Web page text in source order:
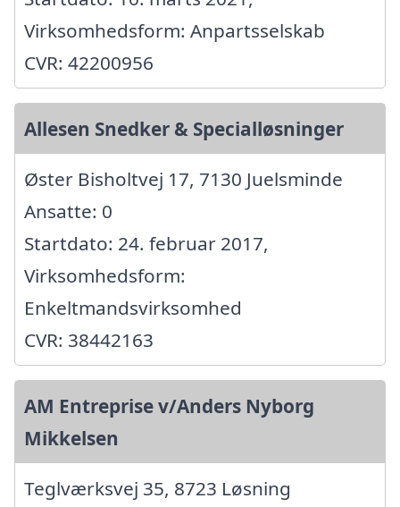
Virksomhedsform: Anpartsselskab
CVR: 42200956
Allesen Snedker & Specialløsninger
Øster Bisholtvej 17, 7130 Juelsminde
Ansatte: 0
Startdato: 24. februar 2017,
Virksomhedsform:
Enkeltmandsvirksomhed
CVR: 38442163
AM Entreprise v/Anders Nyborg
Mikkelsen
Teglværksvej 35, 8723 Løsning